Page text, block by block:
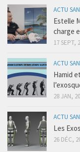
Les Programmes Fit
Gestion du
Remise en
Coaching
ACTU
Estelle
charge
17 SEPT,
ACTU
Hamid
28 JAN,
ACTU
Les
26 DÉC,